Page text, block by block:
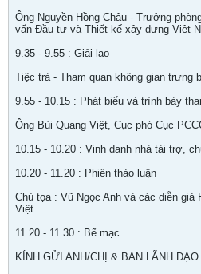
Ông Nguyền Hồng Châu - Trưởng
vấn Đầu tư và Thiết kế xây dựng Việt
9.35 - 9.55 : Giải lao
Tiệc trà - Tham quan không gian trưng
9.55 - 10.15 : Phát biểu và trình bày
Ông Bùi Quang Việt, Cục phó Cục
10.15 - 10.20 : Vinh danh nhà tài trợ,
10.20 - 11.20 : Phiên thảo luận
Chủ tọa : Vũ Ngọc Anh và các diễn giả
Việt.
11.20 - 11.30 : Bế mạc
KÍNH GỬI ANH/CHỊ & BAN LÃNH